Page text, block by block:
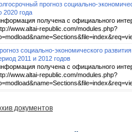
прогноз социально-
2020 года
получена с официального
www.altai-republic.com/modules.php?
социально-экономического
2011 и 2012 годов
получена с официального
www.altai-republic.com/modules.php?
документов